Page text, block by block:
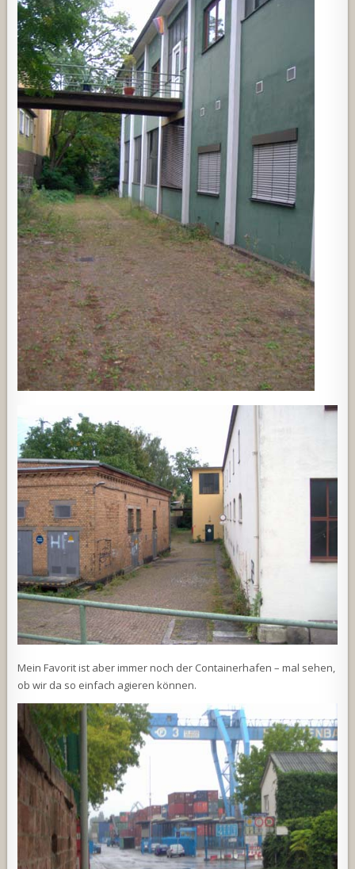
Mein Favorit ist aber immer noch der Containerhafen – mal sehen,
ob wir da so einfach agieren können.